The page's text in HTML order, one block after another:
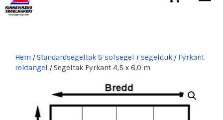
Hem /Standardsegeltak & solsegel i segelduk / Fyrkant
rektangel / Segeltak Fyrkant 4,5 x 6,0 m